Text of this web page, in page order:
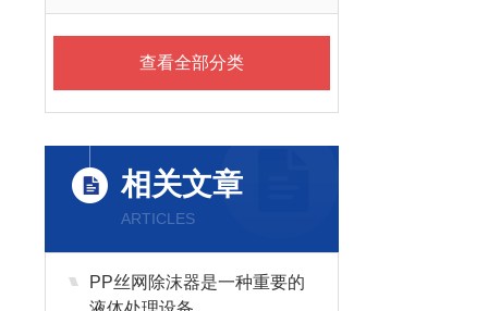
查看全部分类
相关文章
ARTICLES
PP丝网除沫器是一种重要的